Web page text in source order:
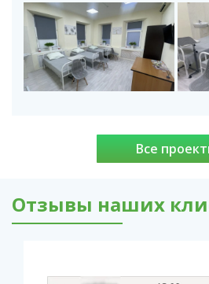
Все
Отзывы наших